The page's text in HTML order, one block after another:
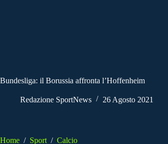
Bundesliga: il Borussia affronta l’Hoffenheim
Redazione SportNews 26 Agosto 2021
Home / Sport / Calcio